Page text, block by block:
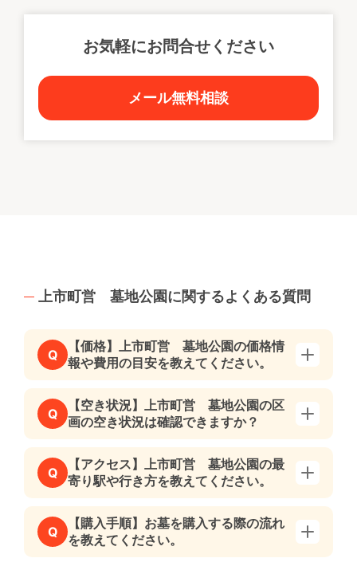
お気軽にお問合せください
メール無料相談
上市町営 墓地公園に関するよくある質問
Q
【価格】上市町営 墓地公園の価格情
報や費用の目安を教えてください。
Q
【空き状況】上市町営 墓地公園の区
画の空き状況は確認できますか？
Q
【アクセス】上市町営 墓地公園の最
寄り駅や行き方を教えてください。
Q
【購入手順】お墓を購入する際の流れ
を教えてください。